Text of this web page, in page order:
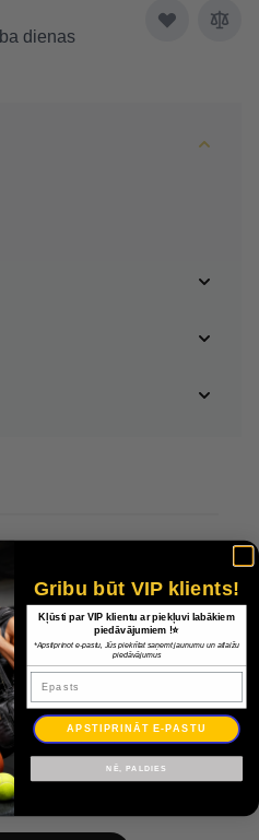
dienas
Reviews
for stars!
you think
Gribu būt VIP klients!
Kļūsti par VIP klientu ar piekļuvi labākiem
piedāvājumiem !⭐
*Apstiprinot e-pastu, Jūs piekrītat saņemt jaunumu un atlaižu
piedāvājumus
Epasts
APSTIPRINĀT E-PASTU
NĒ, PALDIES